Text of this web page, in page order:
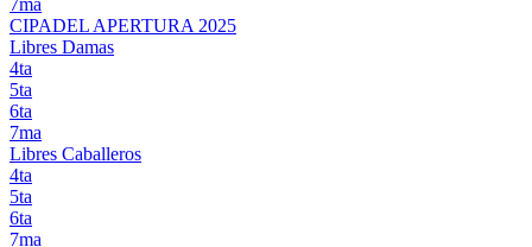
7ma
CIPADEL APERTURA 2025
Libres Damas
4ta
5ta
6ta
7ma
Libres Caballeros
4ta
5ta
6ta
7ma